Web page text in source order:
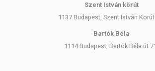
Szent István körút
1137 Budapest, Szent István Körút
Bartók Béla
1114 Budapest, Bartók Béla út